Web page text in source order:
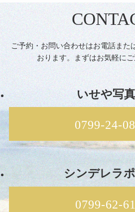
ご予約・お問い合わせはお電話また
おります。まずはお気軽にご
いせや写
0799-24-
シンデレラ
0799-62-